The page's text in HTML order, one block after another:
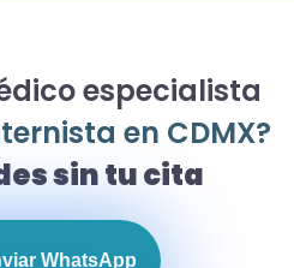
especialista
en CDMX?
sin tu cita
WhatsApp